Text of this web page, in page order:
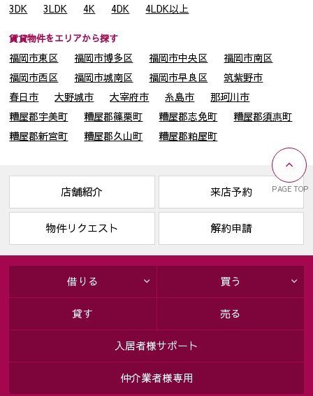
3DK
3LDK 4K 4DK 4LDK以上
賃貸物件をエリアから探す
福岡市東区 福岡市博多区 福岡市中央区
福岡市南区
福岡市西区
福岡市城南区 福岡市早良区
筑紫野市
春日市
大野城市 大宰府市 糸島市
那珂川市
糟屋郡宇美町
糟屋郡篠栗町 糟屋郡志免町
糟屋郡須惠町
糟屋郡新宮町
糟屋郡久山町 糟屋郡粕屋町
PAGE TOP
店舗紹介 来店予約
物件リクエスト 解約申請
借りる 買う
貸す 売る
入居者様サポート
仲介業者様専用